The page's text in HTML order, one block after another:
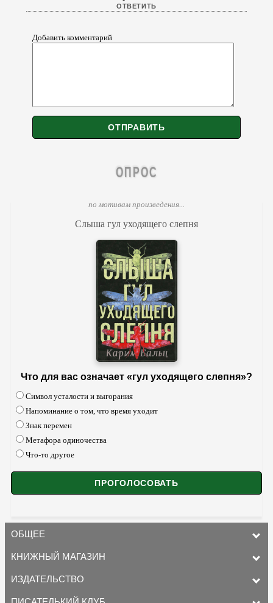
Добавить комментарий
ОПРОС
по мотивам произведения...
Слыша гул уходящего слепня
Что для вас означает «гул уходящего слепня»?
Символ усталости и выгорания
Напоминание о том, что время уходит
Знак перемен
Метафора одиночества
Что-то другое
ОБЩЕЕ
КНИЖНЫЙ МАГАЗИН
ИЗДАТЕЛЬСТВО